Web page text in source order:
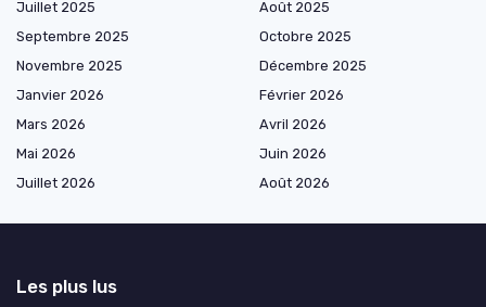
Juillet 2025
Août 2025
Septembre 2025
Octobre 2025
Novembre 2025
Décembre 2025
Janvier 2026
Février 2026
Mars 2026
Avril 2026
Mai 2026
Juin 2026
Juillet 2026
Août 2026
Les plus lus